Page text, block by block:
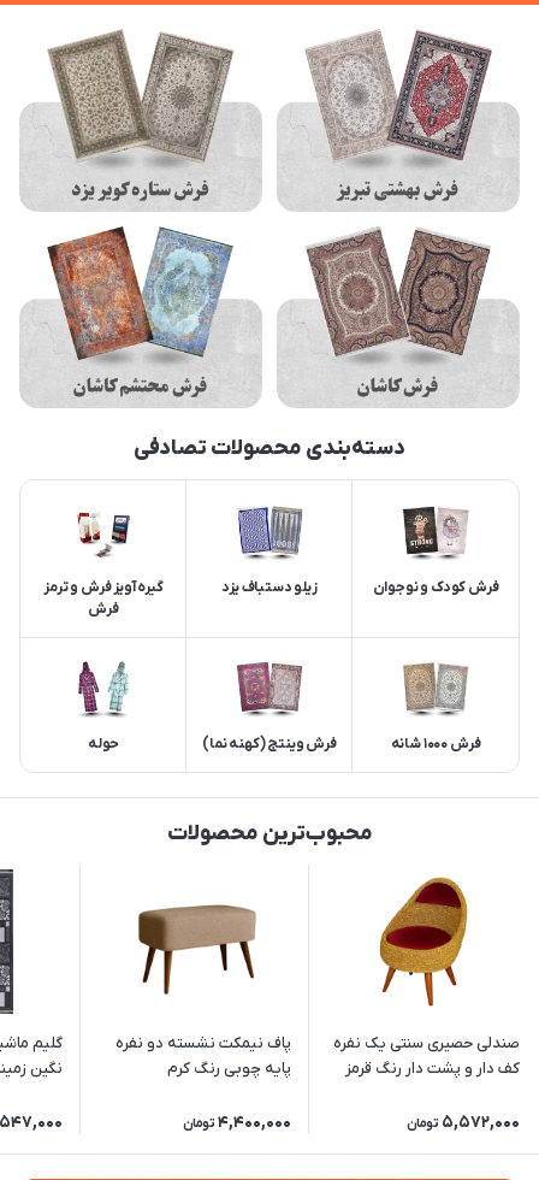
دسته‌بندی محصولات تصادفی
فرش کودک و نوجوان زیلو دستباف یزد
گیره آویز فرش و ترمز
فرش
فرش 1000 شانه فرش وینتج (کهنه نما) حوله
محبوب‌ترین محصولات
صندلی حصیری سنتی یک نفره
کف دار و پشت دار رنگ قرمز
5,572,000 تومان
پاف نیمکت نشسته دو نفره
پایه چوبی رنگ کرم
4,400,000 تومان
گلیم
نگین